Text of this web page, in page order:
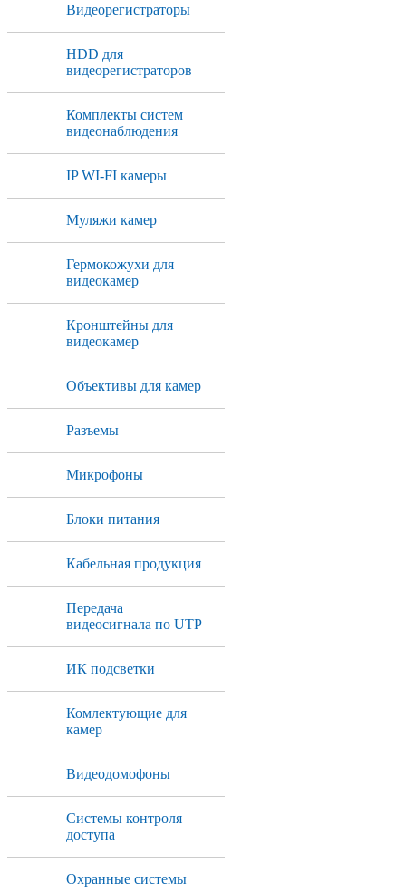
Видеорегистраторы
HDD для
видеорегистраторов
Комплекты систем
видеонаблюдения
IP WI-FI камеры
Муляжи камер
Гермокожухи для
видеокамер
Кронштейны для
видеокамер
Объективы для камер
Разъемы
Микрофоны
Блоки питания
Кабельная продукция
Передача
видеосигнала по UTP
ИК подсветки
Комлектующие для
камер
Видеодомофоны
Системы контроля
доступа
Охранные системы